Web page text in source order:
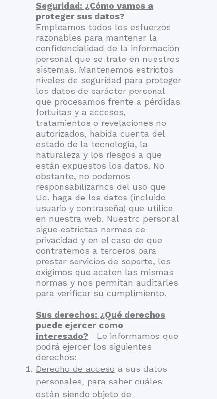
Seguridad: ¿Cómo vamos a
proteger sus datos?
Empleamos todos los esfuerzos
razonables para mantener la
confidencialidad de la información
personal que se trate en nuestros
sistemas. Mantenemos estrictos
niveles de seguridad para proteger
los datos de carácter personal
que procesamos frente a pérdidas
fortuitas y a accesos,
tratamientos o revelaciones no
autorizados, habida cuenta del
estado de la tecnología, la
naturaleza y los riesgos a que
están expuestos los datos. No
obstante, no podemos
responsabilizarnos del uso que
Ud. haga de los datos (incluido
usuario y contraseña) que utilice
en nuestra web. Nuestro personal
sigue estrictas normas de
privacidad y en el caso de que
contratemos a terceros para
prestar servicios de soporte, les
exigimos que acaten las mismas
normas y nos permitan auditarles
para verificar su cumplimiento.
Sus derechos: ¿Qué derechos
puede ejercer como
interesado? Le informamos que
podrá ejercer los siguientes
derechos:
Derecho de acceso a sus datos
personales, para saber cuáles
están siendo objeto de